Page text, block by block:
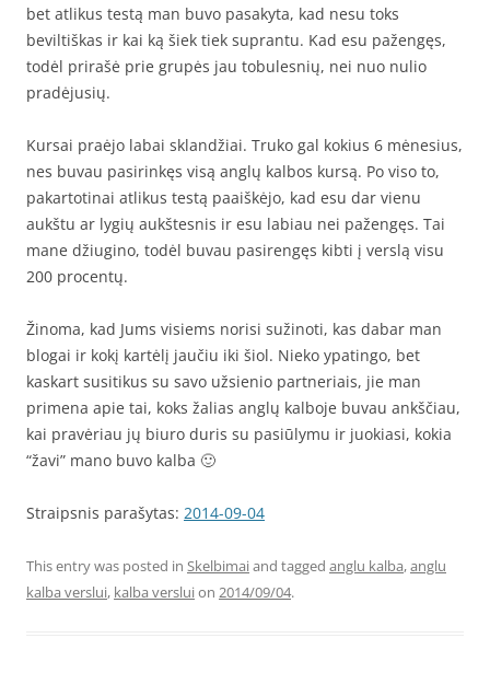
bet atlikus testą man buvo pasakyta, kad nesu toks
beviltiškas ir kai ką šiek tiek suprantu. Kad esu pažengęs,
todėl prirašė prie grupės jau tobulesnių, nei nuo nulio
pradėjusių.
Kursai praėjo labai sklandžiai. Truko gal kokius 6 mėnesius,
nes buvau pasirinkęs visą anglų kalbos kursą. Po viso to,
pakartotinai atlikus testą paaiškėjo, kad esu dar vienu
aukštu ar lygių aukštesnis ir esu labiau nei pažengęs. Tai
mane džiugino, todėl buvau pasirengęs kibti į verslą visu
200 procentų.
Žinoma, kad Jums visiems norisi sužinoti, kas dabar man
blogai ir kokį kartėlį jaučiu iki šiol. Nieko ypatingo, bet
kaskart susitikus su savo užsienio partneriais, jie man
primena apie tai, koks žalias anglų kalboje buvau ankščiau,
kai pravėriau jų biuro duris su pasiūlymu ir juokiasi, kokia
“žavi” mano buvo kalba 🙂
Straipsnis parašytas: 2014-09-04
This entry was posted in Skelbimaiand tagged anglu kalba,anglu
kalba verslui, kalba versluion 2014/09/04.